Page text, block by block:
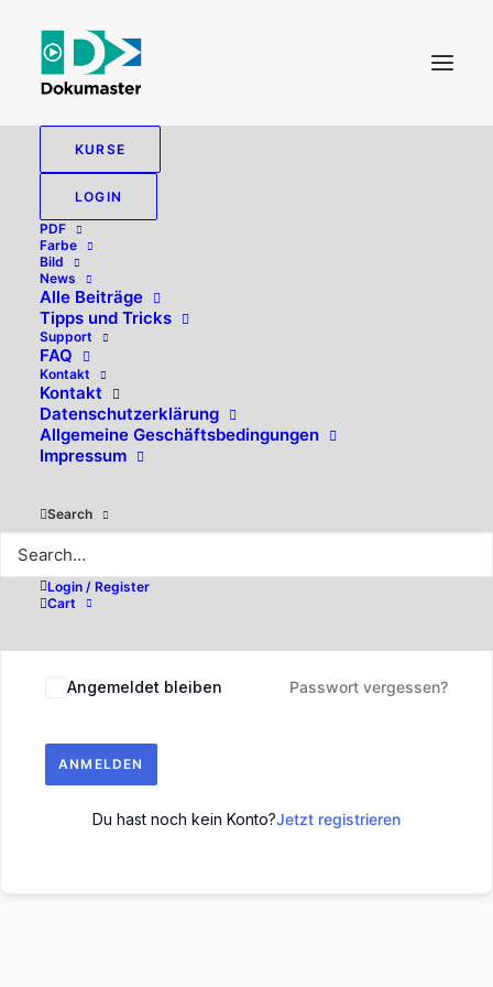
KURSE
LOGIN
PDF
Farbe
Bild
News
Alle Beiträge
Tipps und Tricks
Support
FAQ
Kontakt
Kontakt
Datenschutzerklärung
Allgemeine Geschäftsbedingungen
Impressum
Search
Login / Register
Cart
Hallo, willkommen zurück!
Angemeldet bleiben Passwort vergessen?
ANMELDEN
Du hast noch kein Konto?Jetzt registrieren